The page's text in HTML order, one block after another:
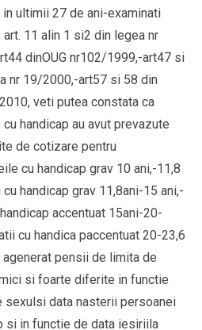
ultimii 27 de ani-examinati
11 alin 1 si2 din legea nr
dinOUG nr102/1999,-art47 si
nr 19/2000,-art57 si 58 din
veti putea constata ca
handicap au avut prevazute
de cotizare pentru
cu handicap grav 10 ani,-11,8
handicap grav 11,8ani-15 ani,-
accentuat 15ani-20-
cu handica paccentuat 20-23,6
agenerat pensii de limita de
si foarte diferite in functie
sexulsi data nasterii persoanei
si in functie de data iesiriila